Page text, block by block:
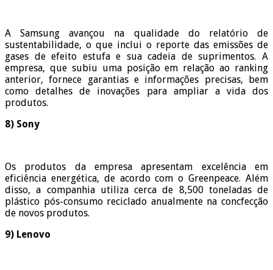
A Samsung avançou na qualidade do relatório de
sustentabilidade, o que inclui o reporte das emissões de
gases de efeito estufa e sua cadeia de suprimentos. A
empresa, que subiu uma posição em relação ao ranking
anterior, fornece garantias e informações precisas, bem
como detalhes de inovações para ampliar a vida dos
produtos.
8) Sony
Os produtos da empresa apresentam excelência em
eficiência energética, de acordo com o Greenpeace. Além
disso, a companhia utiliza cerca de 8,500 toneladas de
plástico pós-consumo reciclado anualmente na concfecção
de novos produtos.
9) Lenovo